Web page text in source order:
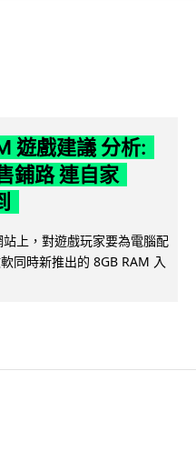
遊戲建議 分析:
鋪路 連自家
上，對遊戲玩家要為電腦配
同時新推出的 8GB RAM 入